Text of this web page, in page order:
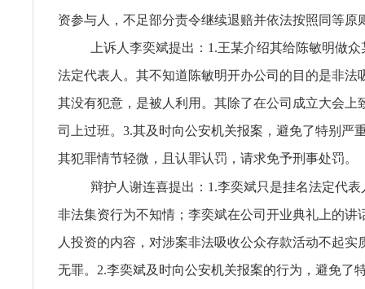
资参与人，不足部分责令继续退赔并依法按照同等原
上诉人李奕斌提出：1.王某介绍其给陈敏明做
法定代表人。其不知道陈敏明开办公司的目的是非法
其没有犯意，是被人利用。其除了在公司成立大会上
司上过班。3.其及时向公安机关报案，避免了特别严
其犯罪情节轻微，且认罪认罚，请求免予刑事处罚。
辩护人谢连喜提出：1.李奕斌只是挂名法定代
非法集资行为不知情；李奕斌在公司开业典礼上的讲
人投资的内容，对涉案非法吸收公众存款活动不起实
无罪。2.李奕斌及时向公安机关报案的行为，避免了